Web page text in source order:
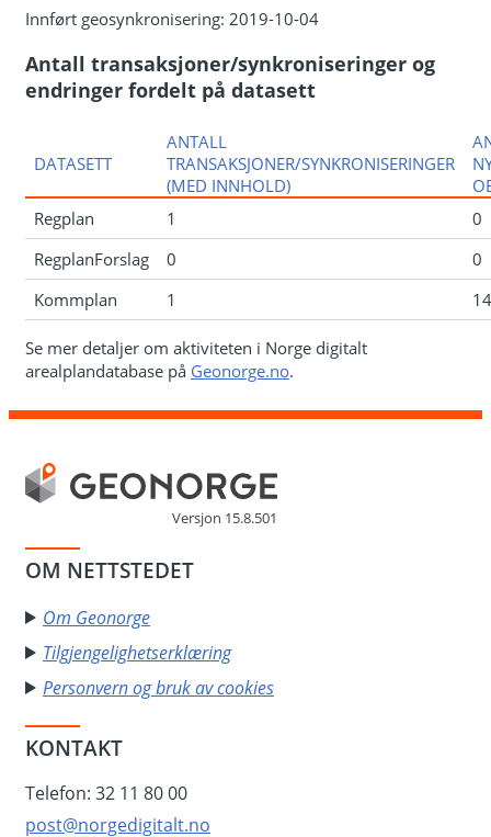
Innført geosynkronisering: 2019-10-04
Antall transaksjoner/synkroniseringer og
endringer fordelt på datasett
DATASETT
ANTALL
TRANSAKSJONER/SYNKRONISERINGER
(MED INNHOLD)
Regplan
1
0
RegplanForslag
0
0
Kommplan
1
Se mer detaljer om aktiviteten i Norge digitalt
arealplandatabase på Geonorge.no.